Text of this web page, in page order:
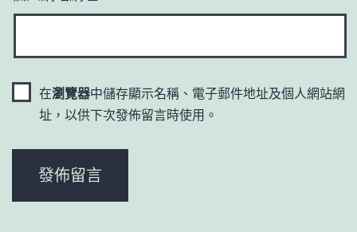
在瀏覽器中儲存顯示名稱、電子郵件地址及個人網站網
址，以供下次發佈留言時使用。